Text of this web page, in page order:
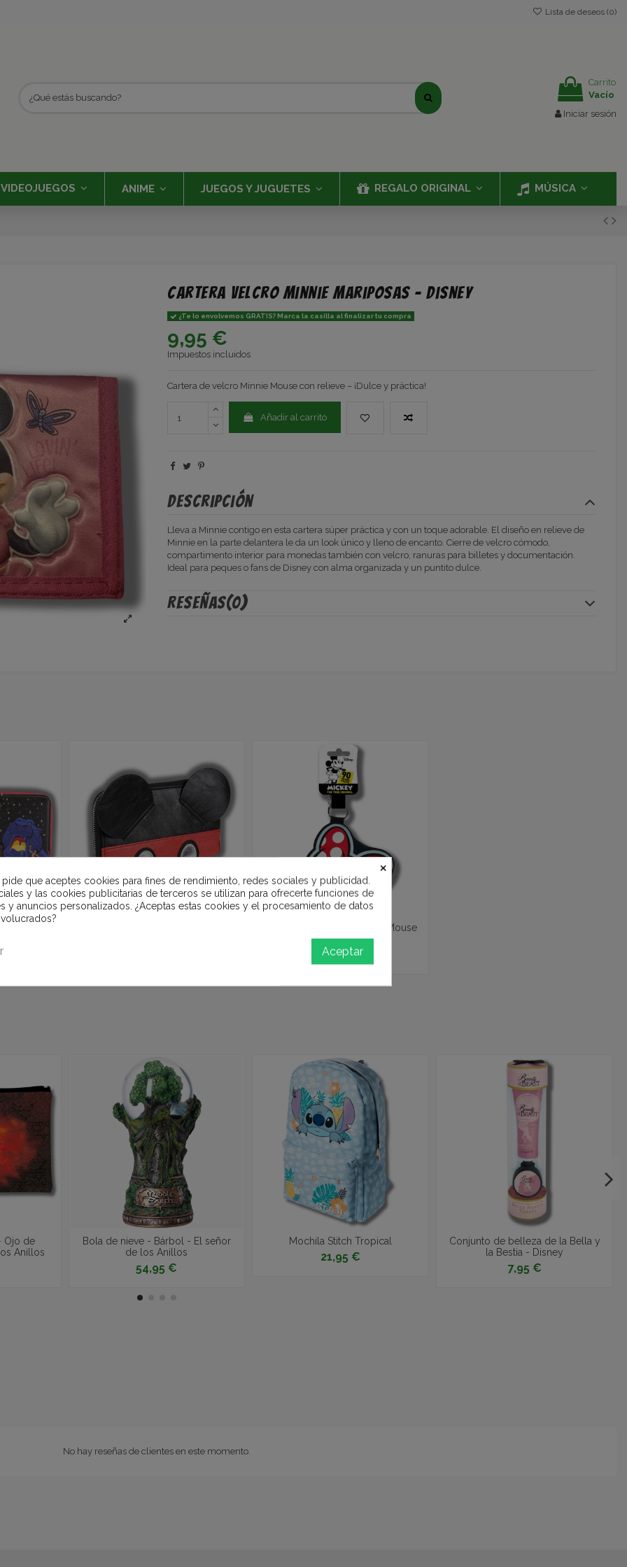
Lista de deseos (0)
Carrito
Vacío
Iniciar sesión
VIDEOJUEGOS ANIME JUEGOS Y JUGUETES REGALO ORIGINAL MÚSICA
Cartera Velcro Minnie Mariposas - Disney
¿Te lo envolvemos GRATIS? Marca la casilla al finalizar tu compra
9,95 €
Impuestos incluidos
Cartera de velcro Minnie Mouse con relieve – ¡Dulce y práctica!
Añadir al carrito
Descripción
Lleva a Minnie contigo en esta cartera súper práctica y con un toque adorable. El diseño en relieve de
Minnie en la parte delantera le da un look único y lleno de encanto. Cierre de velcro cómodo,
compartimento interior para monedas también con velcro, ranuras para billetes y documentación.
Ideal para peques o fans de Disney con alma organizada y un puntito dulce.
Reseñas(0)
Aladdin -
Monedero Lazo de Minnie Mouse
- Disney
7,95 €
Ojo de
Anillos
Bola de nieve - Bárbol - El señor
de los Anillos
54,95 €
Mochila Stitch Tropical
21,95 €
Conjunto de belleza de la Bella y
la Bestia - Disney
7,95 €
No hay reseñas de clientes en este momento.
×
pide que aceptes cookies para fines de rendimiento, redes sociales y publicidad.
y las cookies publicitarias de terceros se utilizan para ofrecerte funciones de
y anuncios personalizados. ¿Aceptas estas cookies y el procesamiento de datos
Aceptar